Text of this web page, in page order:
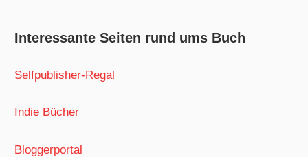
Interessante Seiten rund ums Buch
Selfpublisher-Regal
Indie Bücher
Bloggerportal